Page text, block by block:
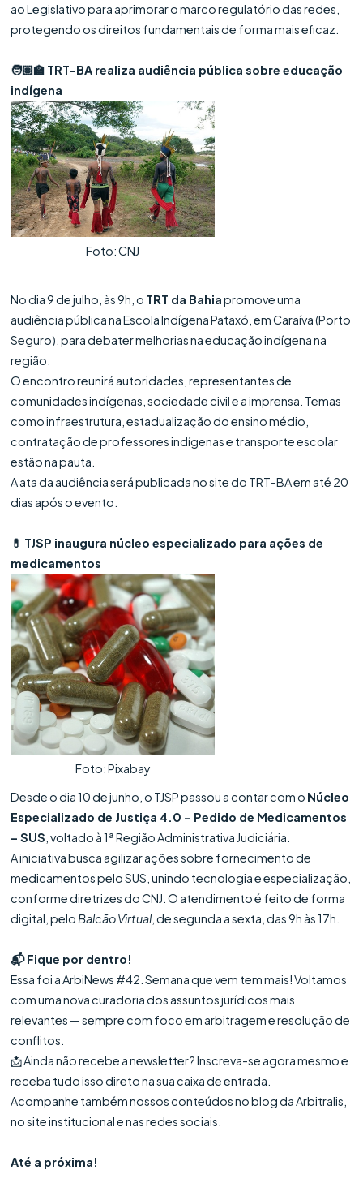
ao Legislativo para aprimorar o marco regulatório das redes,
protegendo os direitos fundamentais de forma mais eficaz.
🧑🏽‍🏫 TRT-BA realiza audiência pública sobre educação
indígena
Foto: CNJ
No dia 9 de julho, às 9h, o TRT da Bahiapromove uma
audiência pública na Escola Indígena Pataxó, em Caraíva (Porto
Seguro), para debater melhorias na educação indígena na
região.
O encontro reunirá autoridades, representantes de
comunidades indígenas, sociedade civil e a imprensa. Temas
como infraestrutura, estadualização do ensino médio,
contratação de professores indígenas e transporte escolar
estão na pauta.
A ata da audiência será publicada no site do TRT-BA em até 20
dias após o evento.
💊 TJSP inaugura núcleo especializado para ações de
medicamentos
Foto: Pixabay
Desde o dia 10 de junho, o TJSP passou a contar com o Núcleo
Especializado de Justiça 4.0 – Pedido de Medicamentos
– SUS , voltado à 1ª Região Administrativa Judiciária.
A iniciativa busca agilizar ações sobre fornecimento de
medicamentos pelo SUS, unindo tecnologia e especialização,
conforme diretrizes do CNJ. O atendimento é feito de forma
digital, pelo Balcão Virtual, de segunda a sexta, das 9h às 17h.
📬 Fique por dentro!
Essa foi a ArbiNews #42. Semana que vem tem mais! Voltamos
com uma nova curadoria dos assuntos jurídicos mais
relevantes — sempre com foco em arbitragem e resolução de
conflitos.
📩 Ainda não recebe a newsletter? Inscreva-se agora mesmo e
receba tudo isso direto na sua caixa de entrada.
Acompanhe também nossos conteúdos no blog da Arbitralis,
no site institucional e nas redes sociais.
Até a próxima!